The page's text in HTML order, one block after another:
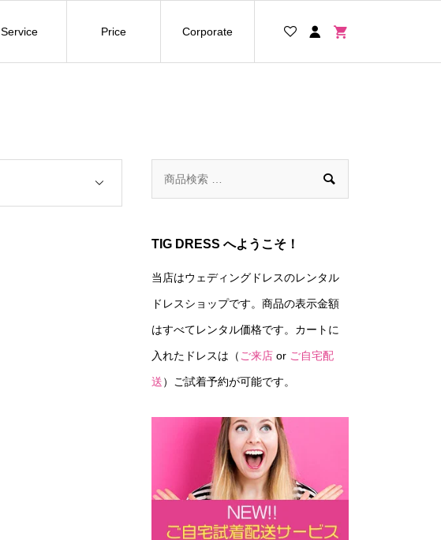
Service Price Corporate

TIG DRESS へようこそ！
当店はウェディングドレスのレンタル
ドレスショップです。商品の表示金額
はすべてレンタル価格です。カートに
入れたドレスは（ ご来店 or ご自宅配
送）ご試着予約が可能です。